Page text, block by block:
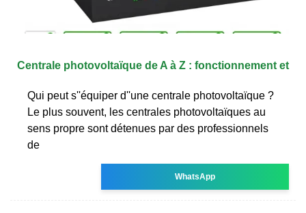
Centrale photovoltaïque de A à Z : fonctionnement et
Qui peut s''équiper d''une centrale photovoltaïque ?
Le plus souvent, les centrales photovoltaïques au
sens propre sont détenues par des professionnels
de
WhatsApp